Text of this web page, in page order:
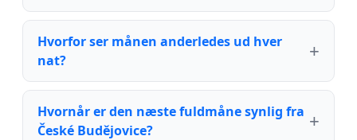
Hvorfor ser månen anderledes ud hver
nat?
Hvornår er den næste fuldmåne synlig fra
České Budějovice?